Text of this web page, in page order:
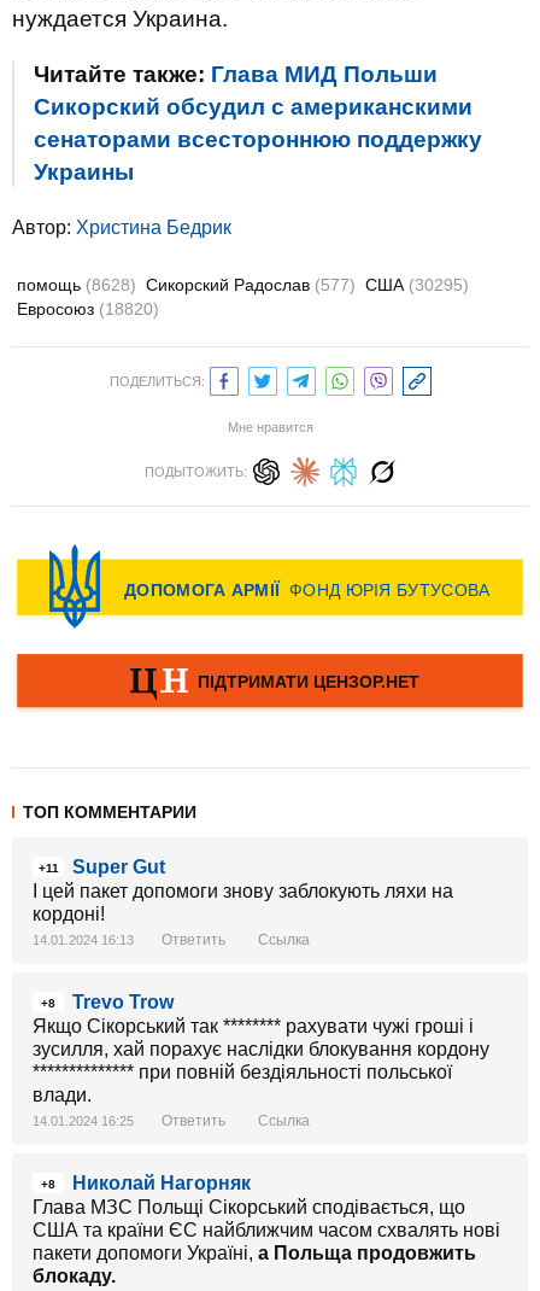
нуждается Украина.
Читайте также: Глава МИД Польши
Cикорский обсудил с американскими
сенаторами всестороннюю поддержку
Украины
Автор: Христина Бедрик
помощь (8628) Сикорский Радослав (577) США (30295)
Евросоюз (18820)
ПОДЕЛИТЬСЯ:
Мне нравится
ПОДЫТОЖИТЬ:
ТОП КОММЕНТАРИИ
+11
Super Gut
І цей пакет допомоги знову заблокують ляхи на
кордоні!
14.01.2024 16:13 Ответить Ссылка
+8
Trevo Trow
Якщо Сікорський так ******** рахувати чужі гроші і
зусилля, хай порахує наслідки блокування кордону
************** при повній бездіяльності польської
влади.
14.01.2024 16:25 Ответить Ссылка
+8
Николай Нагорняк
Глава МЗС Польщі Сікорський сподівається, що
США та країни ЄС найближчим часом схвалять нові
пакети допомоги Україні, а Польща продовжить
блокаду.